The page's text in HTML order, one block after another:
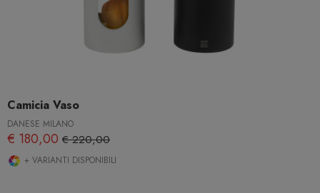
Camicia Vaso
DANESE MILANO
€ 180,00 € 220,00
+ VARIANTI DISPONIBILI